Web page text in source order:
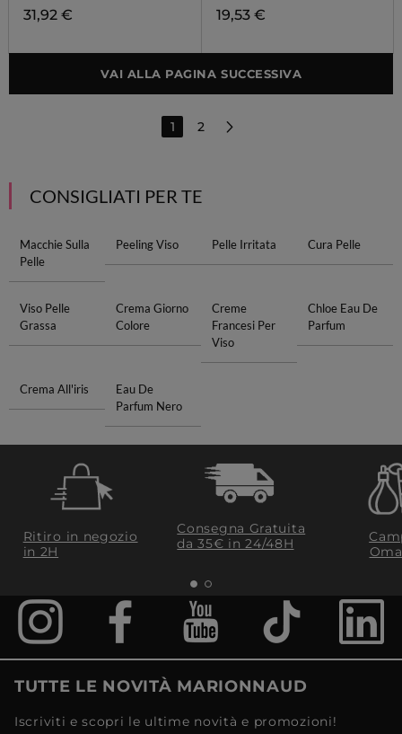
31,92 € 19,53 €
VAI ALLA PAGINA SUCCESSIVA
1 2
CONSIGLIATI PER TE
Macchie Sulla
Pelle
Peeling Viso Pelle Irritata Cura Pelle
Viso Pelle
Grassa
Crema Giorno
Colore
Creme
Francesi Per
Viso
Chloe Eau De
Parfum
Crema All'iris
Eau De
Parfum Nero
Ritiro in negozio
in 2H
Consegna Gratuita
da 35€​ in 24/48H
TUTTE LE NOVITÀ MARIONNAUD
Iscriviti e scopri le ultime novità e promozioni!